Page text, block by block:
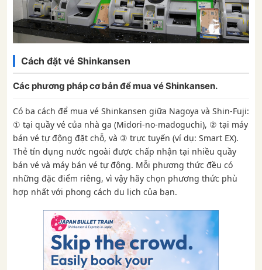
Cách đặt vé Shinkansen
Các phương pháp cơ bản để mua vé Shinkansen.
Có ba cách để mua vé Shinkansen giữa Nagoya và Shin-Fuji:
① tại quầy vé của nhà ga (Midori-no-madoguchi), ② tại máy
bán vé tự động đặt chỗ, và ③ trực tuyến (ví dụ: Smart EX).
Thẻ tín dụng nước ngoài được chấp nhận tại nhiều quầy
bán vé và máy bán vé tự động. Mỗi phương thức đều có
những đặc điểm riêng, vì vậy hãy chọn phương thức phù
hợp nhất với phong cách du lịch của bạn.